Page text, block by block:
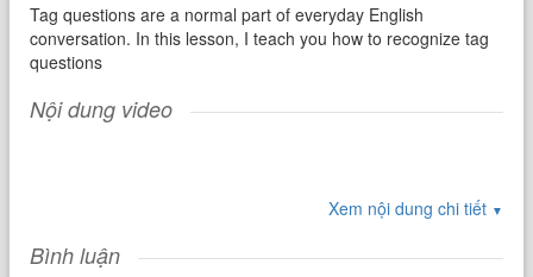
Tag questions are a normal part of everyday English
conversation. In this lesson, I teach you how to recognize tag
questions
Nội dung video
Xem nội dung chi tiết ▼
Bình luận